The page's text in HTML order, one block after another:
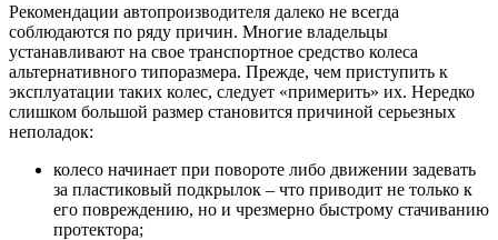
Рекомендации автопроизводителя далеко не всегда
соблюдаются по ряду причин. Многие владельцы
устанавливают на свое транспортное средство колеса
альтернативного типоразмера. Прежде, чем приступить к
эксплуатации таких колес, следует «примерить» их. Нередко
слишком большой размер становится причиной серьезных
неполадок:
колесо начинает при повороте либо движении задевать
за пластиковый подкрылок – что приводит не только к
его повреждению, но и чрезмерно быстрому стачиванию
протектора;